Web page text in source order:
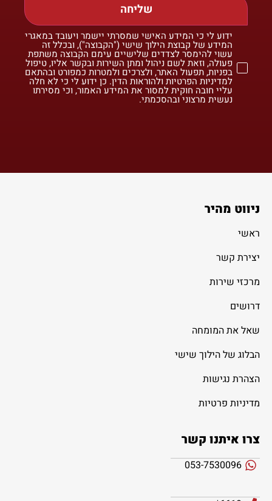
שליחה
ידוע לי כי המידע האישי שמסרתי יישמר ויעובד במאגרי
המידע של קבוצת הילוך שישי ("הקבוצה"), ובכלל זה
עשוי להימסר לצדדים שלישיים עימם הקבוצה משתפת
פעולה, וזאת לשם ניהול ומתן השירות ובקשר אליו, טיפול
בפניות, תפעול האתר, ולצרכים ולמטרות כמפורט ובהתאם
למדיניות הפרטיות ולהוראות הדין. כן ידוע לי כי לא חלה
עליי חובה חוקית למסור את המידע האמור, וכי מסירתו
נעשית מרצוני ובהסכמתי.
ניווט מהיר
ראשי
יצירת קשר
מרכזי שירות
דרושים
שאל את המומחה
הבלוג של הילוך שישי
הצהרת נגישות
מדיניות פרטיות
צרו איתנו קשר
053-7530096